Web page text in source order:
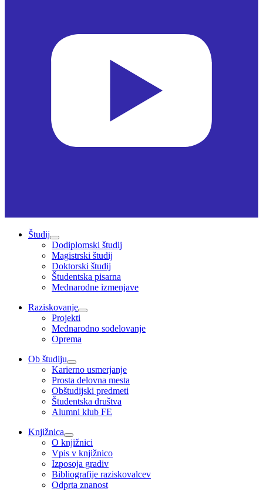
Študij
Dodiplomski študij
Magistrski študij
Doktorski študij
Študentska pisarna
Mednarodne izmenjave
Raziskovanje
Projekti
Mednarodno sodelovanje
Oprema
Ob študiju
Karierno usmerjanje
Prosta delovna mesta
Obštudijski predmeti
Študentska društva
Alumni klub FE
Knjižnica
O knjižnici
Vpis v knjižnico
Izposoja gradiv
Bibliografije raziskovalcev
Odprta znanost